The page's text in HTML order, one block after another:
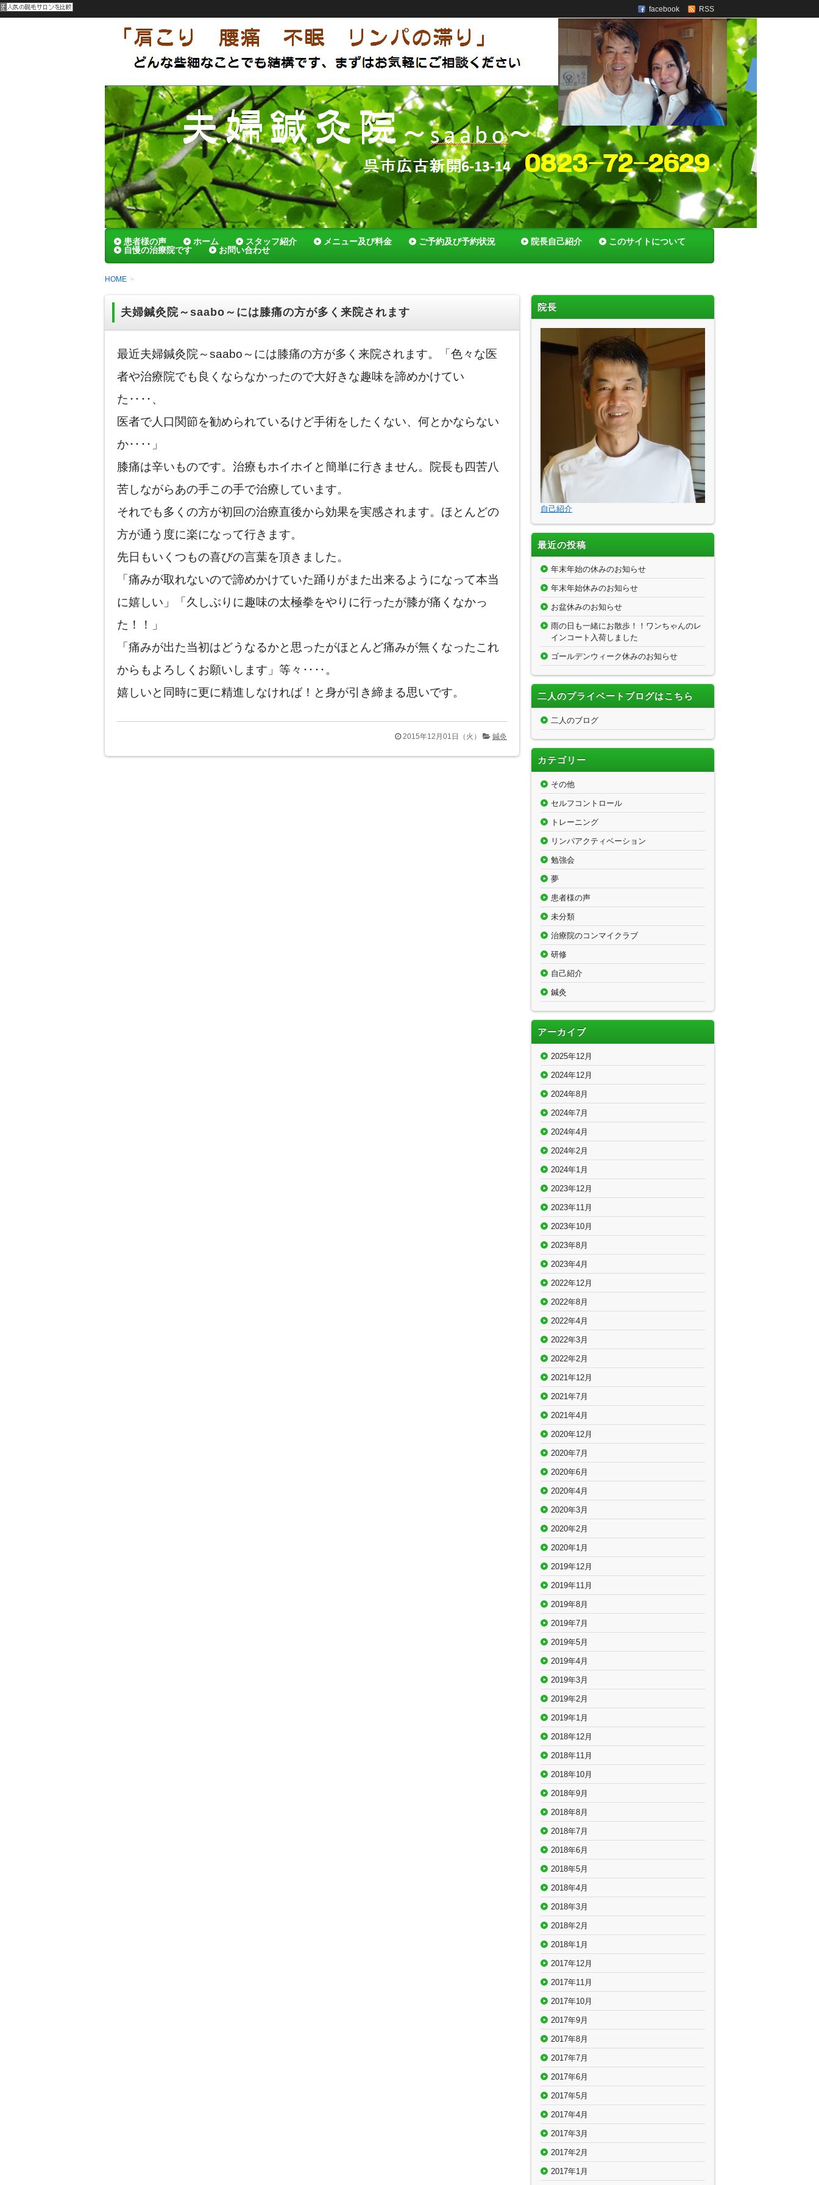
facebook RSS
夫婦鍼灸院
メンテナンスによっていつまでも健康でいれる様全力でサポートします！
患者様の声 ホーム スタッフ紹介 メニュー及び料金 ご予約及び予約状況 院長自己紹介
このサイトについて
自慢の治療院です
お問い合わせ
HOME
夫婦鍼灸院～saabo～には膝痛の方が多く来院されます
最近夫婦鍼灸院～saabo～には膝痛の方が多く来院されます。「色々な医
者や治療院でも良くならなかったので大好きな趣味を諦めかけてい
た‥‥、
医者で人口関節を勧められているけど手術をしたくない、何とかならない
か‥‥」
膝痛は辛いものです。治療もホイホイと簡単に行きません。院長も四苦八
苦しながらあの手この手で治療しています。
それでも多くの方が初回の治療直後から効果を実感されます。ほとんどの
方が通う度に楽になって行きます。
先日もいくつもの喜びの言葉を頂きました。
「痛みが取れないので諦めかけていた踊りがまた出来るようになって本当
に嬉しい」「久しぶりに趣味の太極拳をやりに行ったが膝が痛くなかっ
た！！」
「痛みが出た当初はどうなるかと思ったがほとんど痛みが無くなったこれ
からもよろしくお願いします」等々‥‥。
嬉しいと同時に更に精進しなければ！と身が引き締まる思いです。
2015年12月01日（火） 鍼灸
院長
自己紹介
最近の投稿
年末年始の休みのお知らせ
年末年始休みのお知らせ
お盆休みのお知らせ
雨の日も一緒にお散歩！！ワンちゃんのレ
インコート入荷しました
ゴールデンウィーク休みのお知らせ
二人のプライベートブログはこちら
二人のブログ
カテゴリー
その他
セルフコントロール
トレーニング
リンパアクティベーション
勉強会
夢
患者様の声
未分類
治療院のコンマイクラブ
研修
自己紹介
鍼灸
アーカイブ
2025年12月
2024年12月
2024年8月
2024年7月
2024年4月
2024年2月
2024年1月
2023年12月
2023年11月
2023年10月
2023年8月
2023年4月
2022年12月
2022年8月
2022年4月
2022年3月
2022年2月
2021年12月
2021年7月
2021年4月
2020年12月
2020年7月
2020年6月
2020年4月
2020年3月
2020年2月
2020年1月
2019年12月
2019年11月
2019年8月
2019年7月
2019年5月
2019年4月
2019年3月
2019年2月
2019年1月
2018年12月
2018年11月
2018年10月
2018年9月
2018年8月
2018年7月
2018年6月
2018年5月
2018年4月
2018年3月
2018年2月
2018年1月
2017年12月
2017年11月
2017年10月
2017年9月
2017年8月
2017年7月
2017年6月
2017年5月
2017年4月
2017年3月
2017年2月
2017年1月